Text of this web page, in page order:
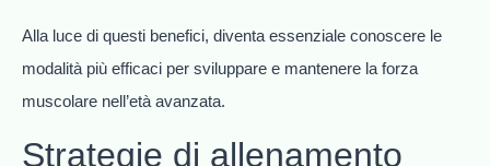
Alla luce di questi benefici, diventa essenziale conoscere le
modalità più efficaci per sviluppare e mantenere la forza
muscolare nell’età avanzata.
Strategie di allenamento